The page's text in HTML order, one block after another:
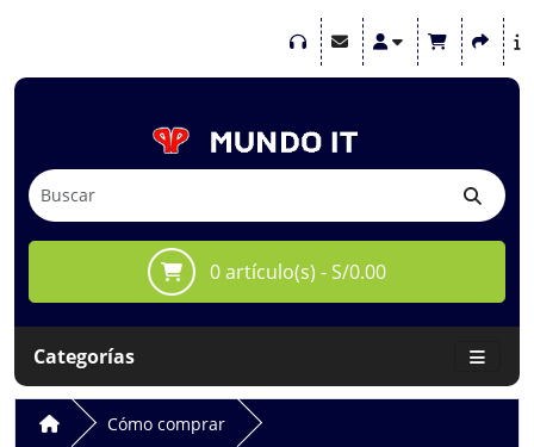
0 artículo(s) - S/0.00
Categorías
Cómo comprar